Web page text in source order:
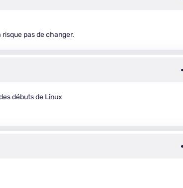
risque pas de changer.
débuts de Linux